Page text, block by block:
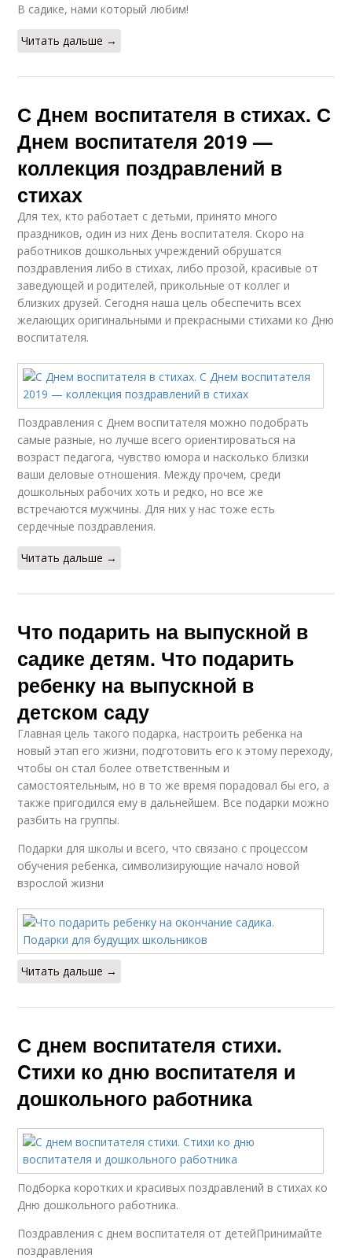
В садике, нами который любим!
Читать дальше →
С Днем воспитателя в стихах. С
Днем воспитателя 2019 —
коллекция поздравлений в
стихах
Для тех, кто работает с детьми, принято много
праздников, один из них День воспитателя. Скоро на
работников дошкольных учреждений обрушатся
поздравления либо в стихах, либо прозой, красивые от
заведующей и родителей, прикольные от коллег и
близких друзей. Сегодня наша цель обеспечить всех
желающих оригинальными и прекрасными стихами ко Дню
воспитателя.
Поздравления с Днем воспитателя можно подобрать
самые разные, но лучше всего ориентироваться на
возраст педагога, чувство юмора и насколько близки
ваши деловые отношения. Между прочем, среди
дошкольных рабочих хоть и редко, но все же
встречаются мужчины. Для них у нас тоже есть
сердечные поздравления.
Читать дальше →
Что подарить на выпускной в
садике детям. Что подарить
ребенку на выпускной в
детском саду
Главная цель такого подарка, настроить ребенка на
новый этап его жизни, подготовить его к этому переходу,
чтобы он стал более ответственным и
самостоятельным, но в то же время порадовал бы его, а
также пригодился ему в дальнейшем. Все подарки можно
разбить на группы.
Подарки для школы и всего, что связано с процессом
обучения ребенка, символизирующие начало новой
взрослой жизни
Читать дальше →
С днем воспитателя стихи.
Cтихи ко дню воспитателя и
дошкольного работника
Подборка коротких и красивых поздравлений в стихах ко
Дню дошкольного работника.
Поздравления с днем воспитателя от детейПринимайте
поздравления